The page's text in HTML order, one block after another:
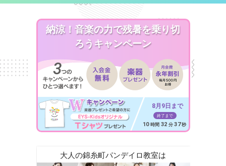
納涼！音楽の力で残暑を乗り切
ろうキャンペーン
8月9日まで
終了まで
10 時間 32 分 35 秒
大人の錦糸町パンデイロ教室は